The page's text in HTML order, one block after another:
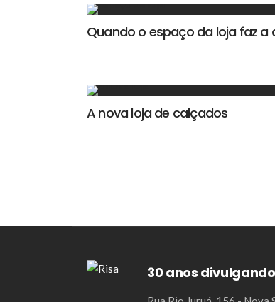
Quando o espaço da loja faz a
A nova loja de calçados
30 anos